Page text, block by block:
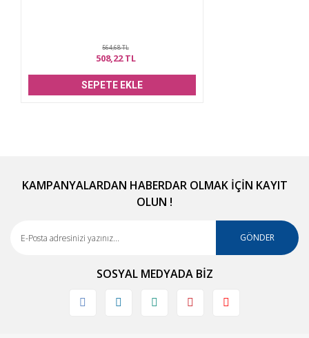
564,68 TL
508,22 TL
SEPETE EKLE
KAMPANYALARDAN HABERDAR OLMAK İÇİN KAYIT
OLUN !
GÖNDER
SOSYAL MEDYADA BİZ